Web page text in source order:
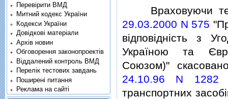
Враховуючи
29.03.2000 N 575
вiдповiднiсть з
Україною та
Союзом)"
24.10.96 N 1282
транспортних
Перевірити ВМД
Митний кодекс України
Кодекси України
Довідкові матеріали
Архів новин
Обговорення законопроектів
Віддалений контроль ВМД
Перелік тестових завдань
Поширені питання
Реклама на сайті